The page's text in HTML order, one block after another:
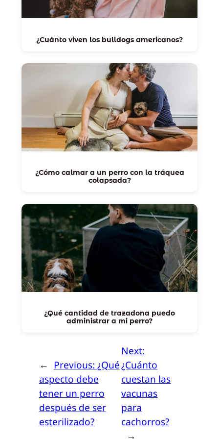
¿Cuánto viven los bulldogs americanos?
¿Cómo calmar a un perro con la tráquea
colapsada?
¿Qué cantidad de trazadona puedo
administrar a mi perro?
← Previous: ¿Qué
aspecto debe
tener un perro
después de ser
esterilizado?
Next:
¿Cuánto
cuestan las
vacunas
para
cachorros?
→